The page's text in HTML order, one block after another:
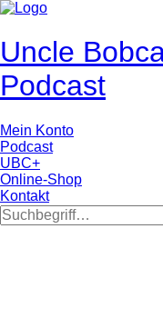
Uncle
Podcast
Mein Konto
Podcast
UBC+
Online-Shop
Kontakt